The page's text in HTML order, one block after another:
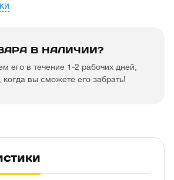
В НАЛИЧИИ?
его в течение 1-2 рабочих дней,
вы сможете его забрать!